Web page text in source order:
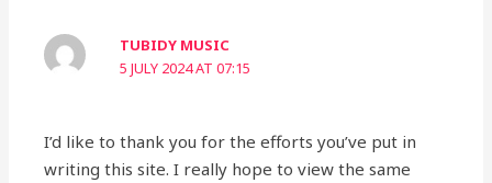
TUBIDY MUSIC
5 JULY 2024 AT 07:15
I’d like to thank you for the efforts you’ve put in
writing this site. I really hope to view the same